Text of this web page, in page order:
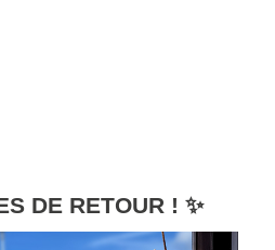
DE RETOUR ! ✨